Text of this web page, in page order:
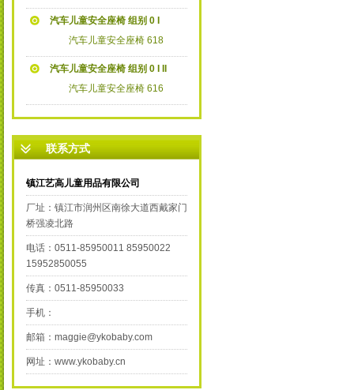
汽车儿童安全座椅 组别 0 I
汽车儿童安全座椅 618
汽车儿童安全座椅 组别 0 I II
汽车儿童安全座椅 616
联系方式
镇江艺高儿童用品有限公司
厂址：镇江市润州区南徐大道西戴家门
桥强凌北路
电话：0511-85950011 85950022
15952850055
传真：0511-85950033
手机：
邮箱：maggie@ykobaby.com
网址：www.ykobaby.cn